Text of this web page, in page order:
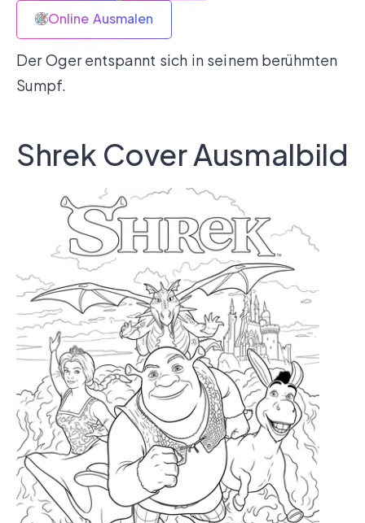
Online Ausmalen
Der Oger entspannt sich in seinem berühmten
Sumpf.
Shrek Cover Ausmalbild